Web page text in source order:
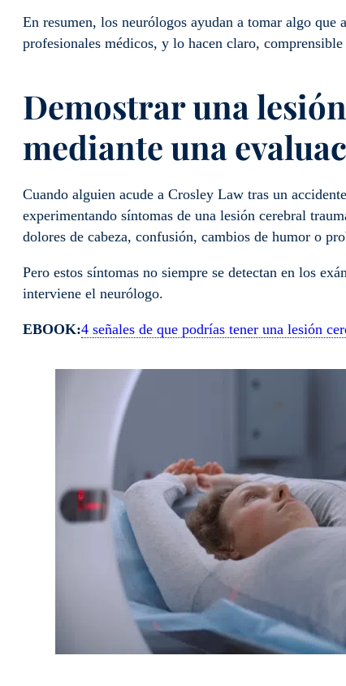
En resumen, los neurólogos ayudan a tomar algo
profesionales médicos, y lo hacen claro,
Demostrar una
mediante una
Cuando alguien acude a Crosley Law tras un
experimentando síntomas de una lesión cerebral
dolores de cabeza, confusión, cambios de humor o
Pero estos síntomas no siempre se detectan en los
interviene el neurólogo.
EBOOK:4 señales de que podrías tener una lesión